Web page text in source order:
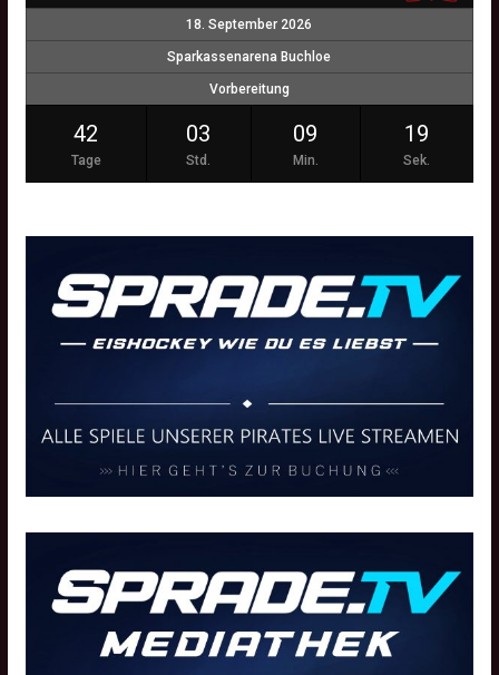
18. September 2026
Sparkassenarena Buchloe
Vorbereitung
42
Tage
03
Std.
09
Min.
18
Sek.